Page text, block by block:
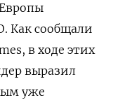
Как сообщали
в ходе этих
выразил
уже